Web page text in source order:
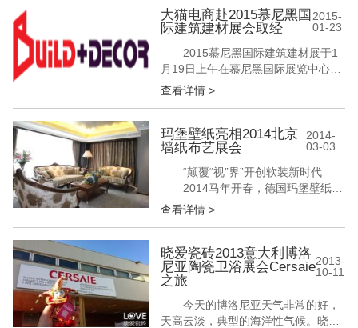
资料下载
集团展会
参展联络
大猫电商赴2015慕尼黑国
际建筑建材展会取经
2015-
01-23
2015慕尼黑国际建筑建材展于1
月19日上午在慕尼黑国际展览中心开
幕。 中国建筑金属结构协会组织
此次慕尼黑之行由中国建筑结构协会
联络部主任孟繁军带队，大猫电商执
行董事梁雪林女士代表公司出行，将
立足本土、放眼全球，从国际国内两
查看详情 >
玛堡壁纸亮相2014北京
墙纸布艺展会
2014-
03-03
“颠覆“视”界”开创软装新时代
2014马年开春，德国玛堡壁纸和
新上市的赫彼娜布艺，以全新姿态走
新国展，突破对家居空间既有的想
象，将时尚、设计艺术与生活结合，
开创软装魅力新时代。 玛堡壁纸亮相
2014北京墙纸布艺展会...
查看详情 >
晓爱瓷砖2013意大利博洛
尼亚陶瓷卫浴展会Cersaie
之旅
2013-
10-11
今天的博洛尼亚天气非常的好，
天高云淡，典型的海洋性气候。晓爱